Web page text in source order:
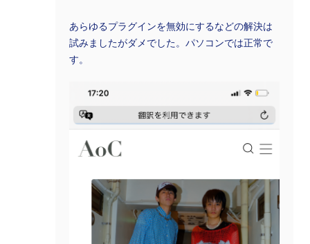
あらゆるプラグインを無効にするなどの解決は
試みましたがダメでした。パソコンでは正常で
す。